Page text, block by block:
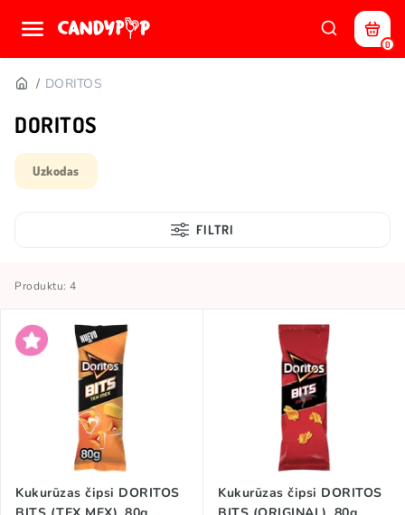
0
DORITOS
DORITOS
Uzkodas
FILTRI
Produktu: 4
Kukurūzas čipsi DORITOS
Kukurūzas čipsi DORITOS